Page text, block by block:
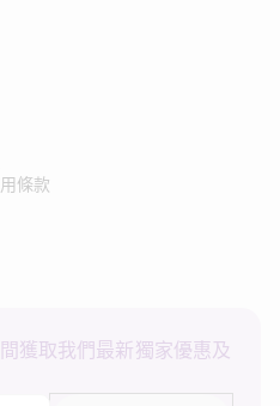
條款
獲取我們最新獨家優惠及